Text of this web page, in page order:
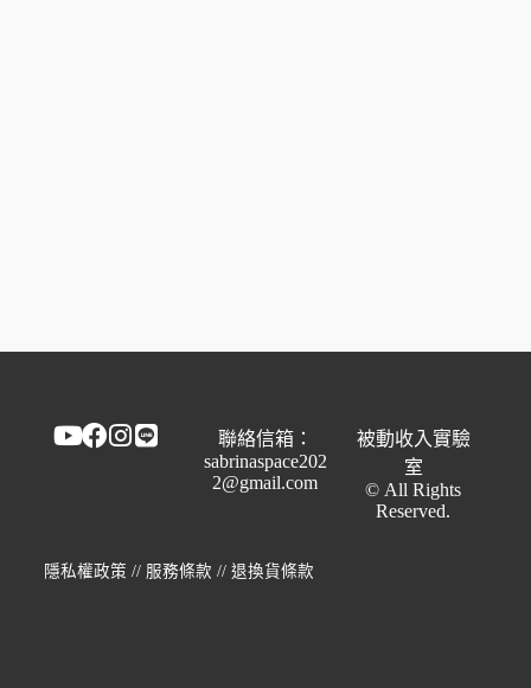
被動收入實驗
室
© All Rights
Reserved.
聯絡信箱：
sabrinaspace202
2@gmail.com
隱私權政策 // 服務條款 // 退換貨條款